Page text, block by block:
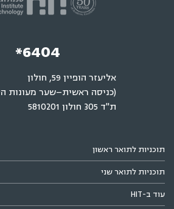
*6404
אליעזר הופיין 59, חולון
(כניסה ראשית–שער מעונות
ת"ד 305 חולון 5810201
תוכניות לתואר ראשון
תוכניות לתואר שני
עוד ב-HIT